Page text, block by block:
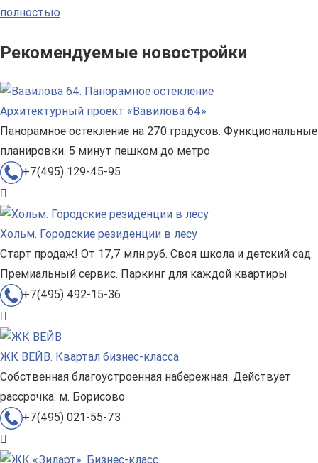
полностью
Рекомендуемые новостройки
Архитектурный проект «Вавилова 64»
Панорамное остекление на 270 градусов. Функциональные
планировки. 5 минут пешком до метро
+7(495) 129-45-95
Хольм. Городские резиденции в лесу
Старт продаж! От 17,7 млн.руб. Своя школа и детский сад.
Премиальный сервис. Паркинг для каждой квартиры
+7(495) 492-15-36
ЖК ВЕЙВ. Квартал бизнес-класса
Собственная благоустроенная набережная. Действует
рассрочка. м. Борисово
+7(495) 021-55-73